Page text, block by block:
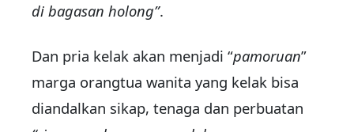
di bagasan holong”.
Dan pria kelak akan menjadi “pamoruan”
marga orangtua wanita yang kelak bisa
diandalkan sikap, tenaga dan perbuatan